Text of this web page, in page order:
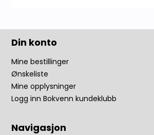
Din konto
Mine bestillinger
Ønskeliste
Mine opplysninger
Logg inn Bokvenn kundeklubb
Navigasjon